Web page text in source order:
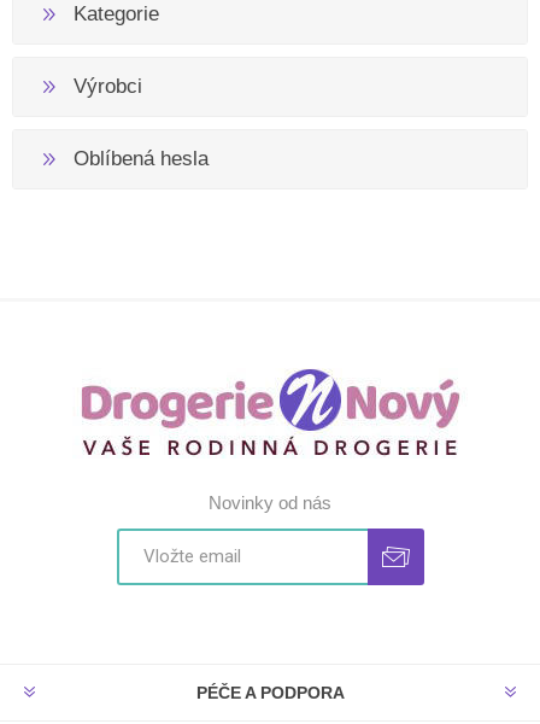
Kategorie
Výrobci
Oblíbená hesla
Novinky od nás
PÉČE A PODPORA